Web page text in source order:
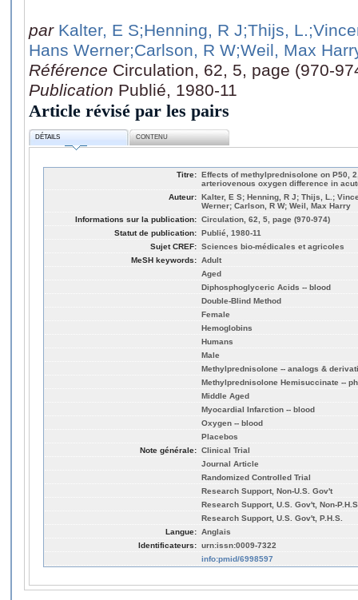
par Kalter, E S;Henning, R J;Thijs, L.
Hans Werner;Carlson, R W;Weil, Max
Référence Circulation, 62, 5, page (970-
Publication Publié, 1980-11
Article révisé par les pairs
DÉTAILS CONTENU
Titre: Effects of methylprednisolone on P50,
arteriovenous oxygen difference in
Auteur: Kalter, E S; Henning, R J; Thijs, L.;
Werner; Carlson, R W; Weil, Max Harry
Informations sur la publication: Circulation, 62, 5, page (970-974)
Statut de publication: Publié, 1980-11
Sujet CREF: Sciences bio-médicales et agricoles
MeSH keywords: Adult
Aged
Diphosphoglyceric Acids -- blood
Double-Blind Method
Female
Hemoglobins
Humans
Male
Methylprednisolone -- analogs &
Methylprednisolone Hemisuccinate --
Middle Aged
Myocardial Infarction -- blood
Oxygen -- blood
Placebos
Note générale: Clinical Trial
Journal Article
Randomized Controlled Trial
Research Support, Non-U.S. Gov't
Research Support, U.S. Gov't, Non-
Research Support, U.S. Gov't, P.H.S.
Langue: Anglais
Identificateurs: urn:issn:0009-7322
info:pmid/6998597